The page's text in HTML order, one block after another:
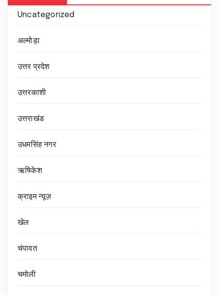
Uncategorized
अल्मोड़ा
उत्तर प्रदेश
उत्तरकाशी
उत्तराखंड
उधमसिंह नगर
ऋषिकेश
क्राइम न्यूज़
खेल
चंपावत
चमोली